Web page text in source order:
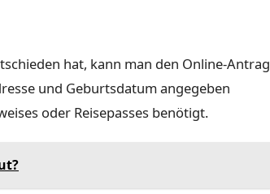
hat, kann man den Online-Antrag
und Geburtsdatum angegeben
oder Reisepasses benötigt.